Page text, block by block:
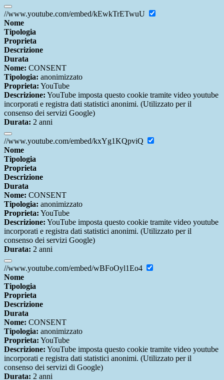
//www.youtube.com/embed/kEwkTrETwuU
Nome
Tipologia
Proprieta
Descrizione
Durata
Nome: CONSENT
Tipologia: anonimizzato
Proprieta: YouTube
Descrizione: YouTube imposta questo cookie tramite video youtube
incorporati e registra dati statistici anonimi. (Utilizzato per il
consenso dei servizi Google)
Durata: 2 anni
//www.youtube.com/embed/kxYg1KQpviQ
Nome
Tipologia
Proprieta
Descrizione
Durata
Nome: CONSENT
Tipologia: anonimizzato
Proprieta: YouTube
Descrizione: YouTube imposta questo cookie tramite video youtube
incorporati e registra dati statistici anonimi. (Utilizzato per il
consenso dei servizi Google)
Durata: 2 anni
//www.youtube.com/embed/wBFoOyl1Eo4
Nome
Tipologia
Proprieta
Descrizione
Durata
Nome: CONSENT
Tipologia: anonimizzato
Proprieta: YouTube
Descrizione: YouTube imposta questo cookie tramite video youtube
incorporati e registra dati statistici anonimi. (Utilizzato per il
consenso dei servizi di Google)
Durata: 2 anni